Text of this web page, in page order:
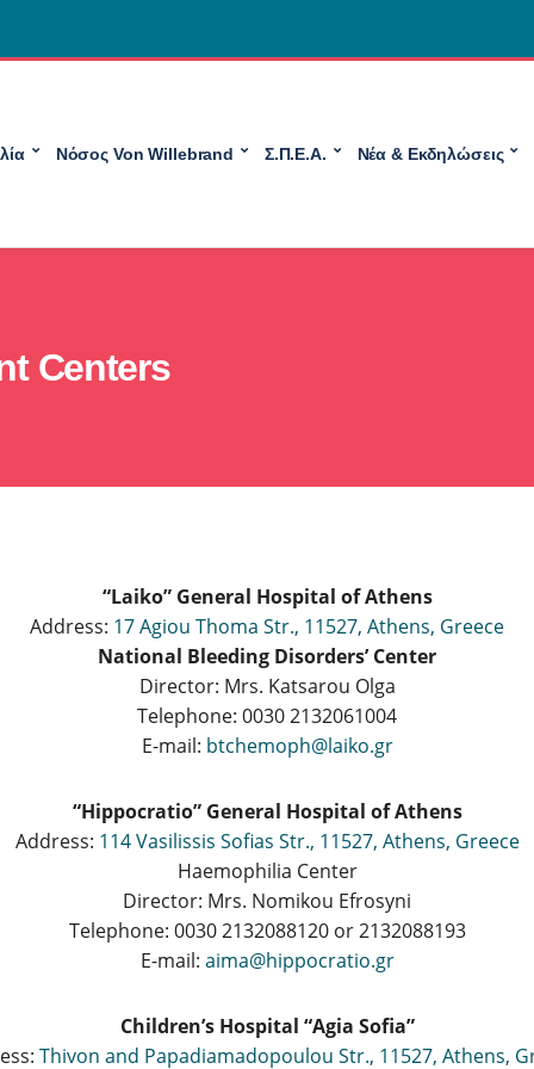
Νόσος Von Willebrand Σ.Π.Ε.Α. Νέα & Εκδηλώσεις
Centers
“Laiko” General Hospital of Athens
Address: 17 Agiou Thoma Str., 11527, Athens, Greece
National Bleeding Disorders’ Center
Director: Mrs. Katsarou Olga
Telephone: 0030 2132061004
E-mail: btchemoph@laiko.gr
“Hippocratio” General Hospital of Athens
Address: 114 Vasilissis Sofias Str., 11527, Athens, Greece
Haemophilia Center
Director: Mrs. Nomikou Efrosyni
Telephone: 0030 2132088120 or 2132088193
E-mail: aima@hippocratio.gr
Children’s Hospital “Agia Sofia”
Thivon and Papadiamadopoulou Str., 11527, Athens,